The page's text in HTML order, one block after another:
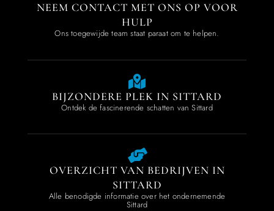
NEEM CONTACT MET ONS OP VOOR
HULP
Ons toegewijde team staat paraat om te helpen.
BIJZONDERE PLEK IN SITTARD
Ontdek de fascinerende schatten van Sittard
OVERZICHT VAN BEDRIJVEN IN
SITTARD
Alle benodigde informatie over het ondernemende
Sittard